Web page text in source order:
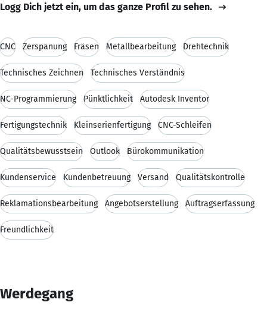
Logg Dich jetzt ein, um das ganze Profil zu sehen.
CNC Zerspanung Fräsen Metallbearbeitung Drehtechnik
Technisches Zeichnen Technisches Verständnis
NC-Programmierung Pünktlichkeit Autodesk Inventor
Fertigungstechnik Kleinserienfertigung CNC-Schleifen
Qualitätsbewusstsein Outlook Bürokommunikation
Kundenservice Kundenbetreuung Versand Qualitätskontrolle
Reklamationsbearbeitung Angebotserstellung Auftragserfassung
Freundlichkeit
Werdegang